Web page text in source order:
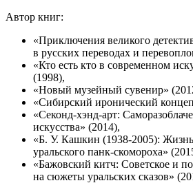
Автор книг:
«Приключения великого
в русских переводах и
«Кто есть кто в современном
(1998),
«Новый музейный сувенир»
«Сибирский иронический
«Секонд-хэнд-арт:
искусства» (2014),
«Б. У. Кашкин (1938-2005): Жизнь
уральского панк-скомороха»
«Бажовский китч: Советское и
на сюжеты уральских сказов»